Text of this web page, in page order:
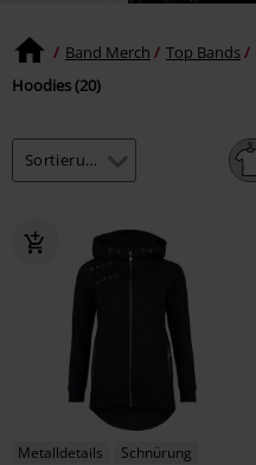
Band Merch Top Bands
Hoodies (20)
Metalldetails Schnürung